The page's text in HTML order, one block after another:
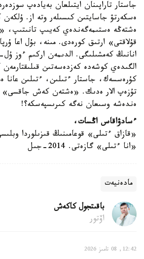
جاستار تاراپىنان ايتىلعان بەيادەپ
ەسكەرتۋ جاسايتىن كىسىلەر وتە از.
ەشتەڭە ەستىمەگەندەي كەيىپ تانىتىپ،
قۇلاقتى» ارتىق كورەدى. مىنە، بۇل اعا
انانىڭ كەمشىلىگى. الدىمەن اركىم ءوز
الگىدەي كوشەدە كەزدەسەتىن
كۇرەسسەك، جاستار ءتىلىن، ءتىلىن عانا
تۇزەپ الار ەدىك. «ەشتەن كەش جاقسى»
ەندەشە وسىعان نەگە كىرىسپەسكە؟!
ءسادۋاقاس اڭسات،
«قازاق ءتىلى» قوعامىنىڭ قىزىلوردا
«انا ءتىلى» گازەتى. 2014-جىل
مادەنيەت
باقىتجول كاكەش
اۆتور
12:42, 08 تامىز 2026